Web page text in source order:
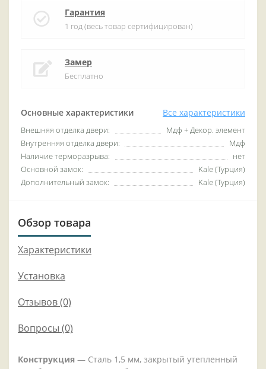
Основные характеристики Все характеристики
Внешняя отделка двери:
Мдф + Декор. элемент
Внутренняя отделка двери:
Мдф
Наличие терморазрыва:
нет
Основной замок:
Kale (Турция)
Дополнительный замок:
Kale (Турция)
Гарантия
1 год (весь товар сертифицирован)
Замер
Бесплатно
Обзор товара
Характеристики
Установка
Отзывов (0)
Вопросы (0)
Конструкция — Сталь 1,5 мм, закрытый утепленный